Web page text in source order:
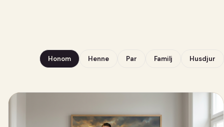
Honom Henne Par Familj Husdjur